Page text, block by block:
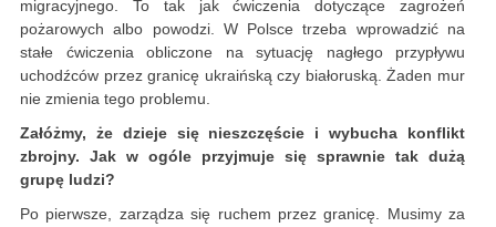
migracyjnego. To tak jak ćwiczenia dotyczące zagrożeń
pożarowych albo powodzi. W Polsce trzeba wprowadzić na
stałe ćwiczenia obliczone na sytuację nagłego przypływu
uchodźców przez granicę ukraińską czy białoruską. Żaden mur
nie zmienia tego problemu.
Załóżmy, że dzieje się nieszczęście i wybucha konflikt
zbrojny. Jak w ogóle przyjmuje się sprawnie tak dużą
grupę ludzi?
Po pierwsze, zarządza się ruchem przez granicę. Musimy za